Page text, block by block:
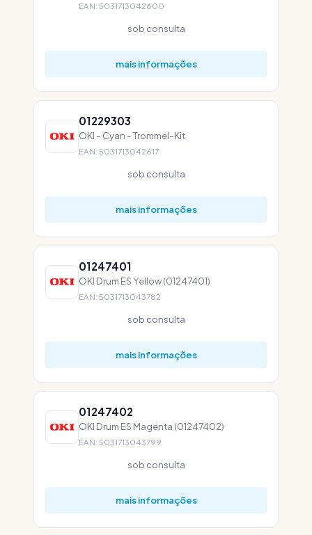
EAN: 5031713042600
sob consulta
mais informações
01229303
OKI - Cyan - Trommel-Kit
EAN: 5031713042617
sob consulta
mais informações
01247401
OKI Drum ES Yellow (01247401)
EAN: 5031713043782
sob consulta
mais informações
01247402
OKI Drum ES Magenta (01247402)
EAN: 5031713043799
sob consulta
mais informações